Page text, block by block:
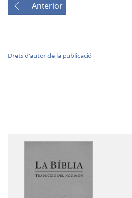
Anterior
Drets d'autor de la publicació